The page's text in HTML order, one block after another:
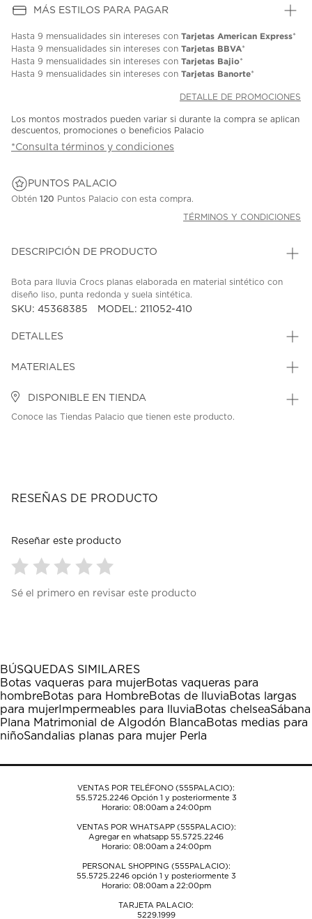
MÁS ESTILOS PARA PAGAR
Hasta 9 mensualidades sin intereses con Tarjetas American Express*
Hasta 9 mensualidades sin intereses con Tarjetas BBVA*
Hasta 9 mensualidades sin intereses con Tarjetas Bajio*
Hasta 9 mensualidades sin intereses con Tarjetas Banorte*
DETALLE DE PROMOCIONES
Los montos mostrados pueden variar si durante la compra se aplican
descuentos, promociones o beneficios Palacio
*Consulta términos y condiciones
PUNTOS PALACIO
Obtén 120 Puntos Palacio con esta compra.
TÉRMINOS Y CONDICIONES
DESCRIPCIÓN DE PRODUCTO
Bota para lluvia Crocs planas elaborada en material sintético con
diseño liso, punta redonda y suela sintética.
SKU: 45368385 MODEL: 211052-410
DETALLES
MATERIALES
DISPONIBLE EN TIENDA
Conoce las Tiendas Palacio que tienen este producto.
RESEÑAS DE PRODUCTO
Reseñar este producto
para
1
estrella
Esta
acción
abrirá
el
formulario
envío.
para
estrellas.
Esta
acción
abrirá
el
formulario
envío.
para
estrellas.
Esta
acción
abrirá
el
formulario
envío.
para
estrellas.
Esta
acción
abrirá
el
formulario
envío.
para
estrellas.
Esta
acción
abrirá
el
formulario
envío.
Sé el primero en revisar este producto
BÚSQUEDAS SIMILARES
Botas vaqueras para mujerBotas vaqueras para
hombreBotas para HombreBotas de lluviaBotas largas
para mujer Impermeables para lluviaBotas chelseaSábana
Plana Matrimonial de Algodón BlancaBotas medias para
niñoSandalias planas para mujer Perla
VENTAS POR TELÉFONO (555PALACIO):
55.5725.2246Opción 1 y posteriormente 3
Horario: 08:00am a 24:00pm
VENTAS POR WHATSAPP (555PALACIO):
Agregar en whatsapp 55.5725.2246
Horario: 08:00am a 24:00pm
PERSONAL SHOPPING (555PALACIO):
55.5725.2246opción 1 y posteriormente 3
Horario: 08:00am a 22:00pm
TARJETA PALACIO:
5229.1999